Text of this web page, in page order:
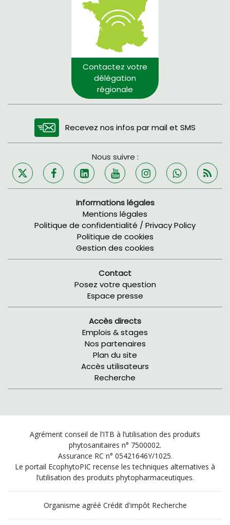
Contactez votre
délégation
régionale
Recevez nos infos par mail et SMS
Nous suivre :
Informations légales
Mentions légales
Politique de confidentialité / Privacy Policy
Politique de cookies
Gestion des cookies
Contact
Posez votre question
Espace presse
Accès directs
Emplois & stages
Nos partenaires
Plan du site
Accès utilisateurs
Recherche
Agrément conseil de l’ITB à l’utilisation des produits
phytosanitaires n° 7500002.
Assurance RC n° 05421646Y/1025.
Le portail EcophytoPIC recense les techniques alternatives à
l’utilisation des produits phytopharmaceutiques.
Organisme agréé Crédit d'impôt Recherche